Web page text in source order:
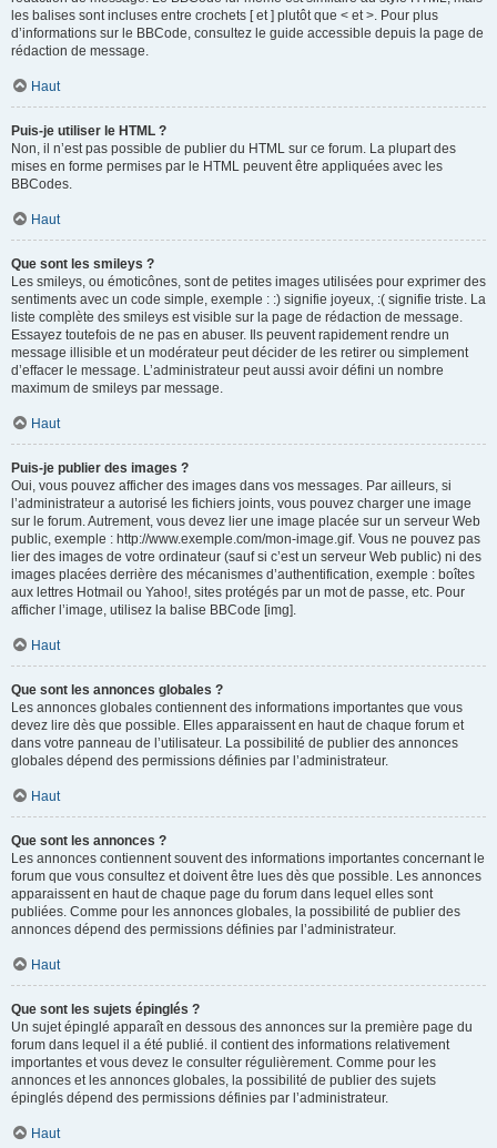
les balises sont incluses entre crochets [ et ] plutôt que < et >. Pour plus
d’informations sur le BBCode, consultez le guide accessible depuis la page de
rédaction de message.
Haut
Puis-je utiliser le HTML ?
Non, il n’est pas possible de publier du HTML sur ce forum. La plupart des
mises en forme permises par le HTML peuvent être appliquées avec les
BBCodes.
Haut
Que sont les smileys ?
Les smileys, ou émoticônes, sont de petites images utilisées pour exprimer des
sentiments avec un code simple, exemple : :) signifie joyeux, :( signifie triste. La
liste complète des smileys est visible sur la page de rédaction de message.
Essayez toutefois de ne pas en abuser. Ils peuvent rapidement rendre un
message illisible et un modérateur peut décider de les retirer ou simplement
d’effacer le message. L’administrateur peut aussi avoir défini un nombre
maximum de smileys par message.
Haut
Puis-je publier des images ?
Oui, vous pouvez afficher des images dans vos messages. Par ailleurs, si
l’administrateur a autorisé les fichiers joints, vous pouvez charger une image
sur le forum. Autrement, vous devez lier une image placée sur un serveur Web
public, exemple : http://www.exemple.com/mon-image.gif. Vous ne pouvez pas
lier des images de votre ordinateur (sauf si c’est un serveur Web public) ni des
images placées derrière des mécanismes d’authentification, exemple : boîtes
aux lettres Hotmail ou Yahoo!, sites protégés par un mot de passe, etc. Pour
afficher l’image, utilisez la balise BBCode [img].
Haut
Que sont les annonces globales ?
Les annonces globales contiennent des informations importantes que vous
devez lire dès que possible. Elles apparaissent en haut de chaque forum et
dans votre panneau de l’utilisateur. La possibilité de publier des annonces
globales dépend des permissions définies par l’administrateur.
Haut
Que sont les annonces ?
Les annonces contiennent souvent des informations importantes concernant le
forum que vous consultez et doivent être lues dès que possible. Les annonces
apparaissent en haut de chaque page du forum dans lequel elles sont
publiées. Comme pour les annonces globales, la possibilité de publier des
annonces dépend des permissions définies par l’administrateur.
Haut
Que sont les sujets épinglés ?
Un sujet épinglé apparaît en dessous des annonces sur la première page du
forum dans lequel il a été publié. il contient des informations relativement
importantes et vous devez le consulter régulièrement. Comme pour les
annonces et les annonces globales, la possibilité de publier des sujets
épinglés dépend des permissions définies par l’administrateur.
Haut